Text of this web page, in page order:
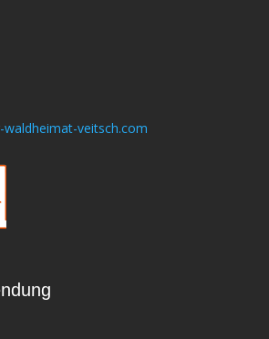
veitsch.com